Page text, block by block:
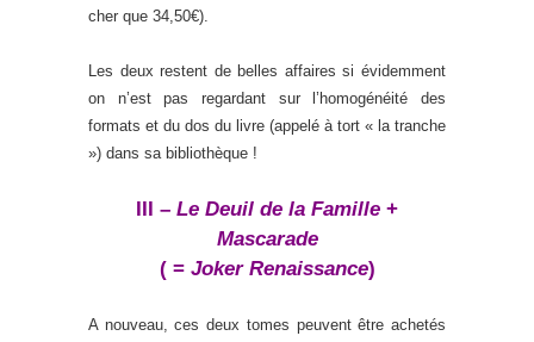
cher que 34,50€).
Les deux restent de belles affaires si évidemment
on n’est pas regardant sur l’homogénéité des
formats et du dos du livre (appelé à tort « la tranche
») dans sa bibliothèque !
III – Le Deuil de la Famille +
Mascarade
( = Joker Renaissance)
A nouveau, ces deux tomes peuvent être achetés